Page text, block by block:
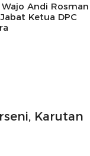
Andi Rosman
Ketua DPC
Karutan